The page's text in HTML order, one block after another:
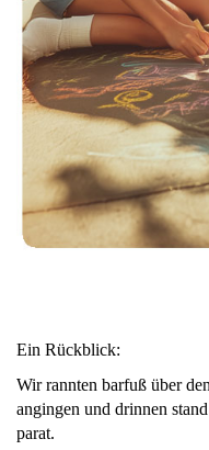
Ein Rückblick:
Wir rannten barfuß über
angingen und drinnen
parat.